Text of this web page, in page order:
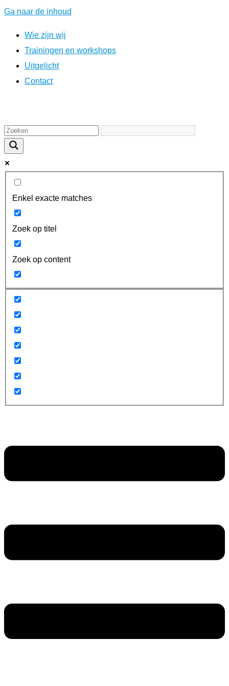
Ga naar de inhoud
Wie zijn wij
Trainingen en workshops
Uitgelicht
Contact
Enkel exacte matches
Zoek op titel
Zoek op content